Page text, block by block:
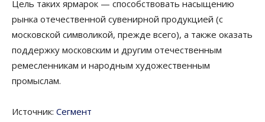
Цель таких ярмарок — способствовать насыщению
рынка отечественной сувенирной продукцией (с
московской символикой, прежде всего), а также оказать
поддержку московским и другим отечественным
ремесленникам и народным художественным
промыслам.
Источник: Сегмент